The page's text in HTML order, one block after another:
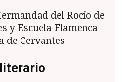
del Rocío de
y Escuela Flamenca
de Cervantes